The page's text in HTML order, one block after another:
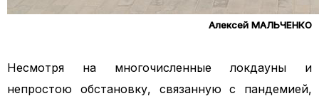
Алексей МАЛЬЧЕНКО
Несмотря на многочисленные локдауны и
непростою обстановку, связанную с пандемией,